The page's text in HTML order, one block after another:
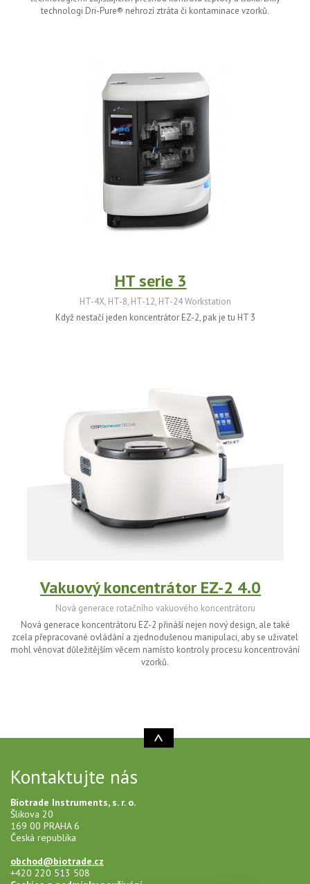
technologi Dri-Pure® nehrozí ztráta či kontaminace vzorků.
HT serie 3
HT-4X, HT-8, HT-12, HT-24 Workstation
Když nestačí jeden koncentrátor EZ-2, pak je tu HT 3
Vakuový koncentrátor EZ-2 4.0
Nová generace rotačního vakuového koncentrátoru
Nová generace koncentrátoru EZ-2 přináší nejen nový design, ale také
zcela přepracované ovládání a zjednodušenou manipulaci, aby se uživatel
mohl věnovat důležitějším věcem namísto kontroly procesu koncentrování
vzorků.
Kontaktujte nás
Biotrade Instruments, s. r. o.
Šlikova 20
169 00 PRAHA 6
Česká republika
obchod@biotrade.cz
+420 220 513 508